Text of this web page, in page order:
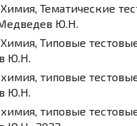
Тематические
Ю.Н.
Типовые
Ю.Н.
типовые
Ю.Н.
типовые